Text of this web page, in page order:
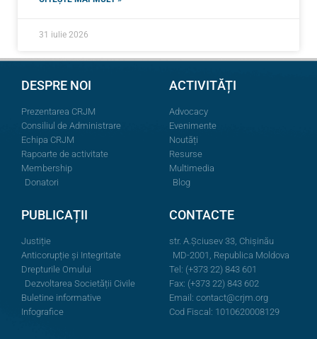
31 iulie 2026
DESPRE NOI
Prezentarea CRJM
Consiliul de Administrare
Echipa CRJM
Rapoarte de activitate
Membership
Donatori
ACTIVITĂȚI
Advocacy
Evenimente
Noutăți
Resurse
Multimedia
Blog
PUBLICAȚII
Justiție
Anticorupție și Integritate
Drepturile Omului
Dezvoltarea Societății Civile
Buletine informative
Infografice
CONTACTE
str. A.Şciusev 33, Chișinău
MD-2001, Republica Moldova
Tel: (+373 22) 843 601
Fax: (+373 22) 843 602
Email: contact@crjm.org
Cod Fiscal: 1010620008129